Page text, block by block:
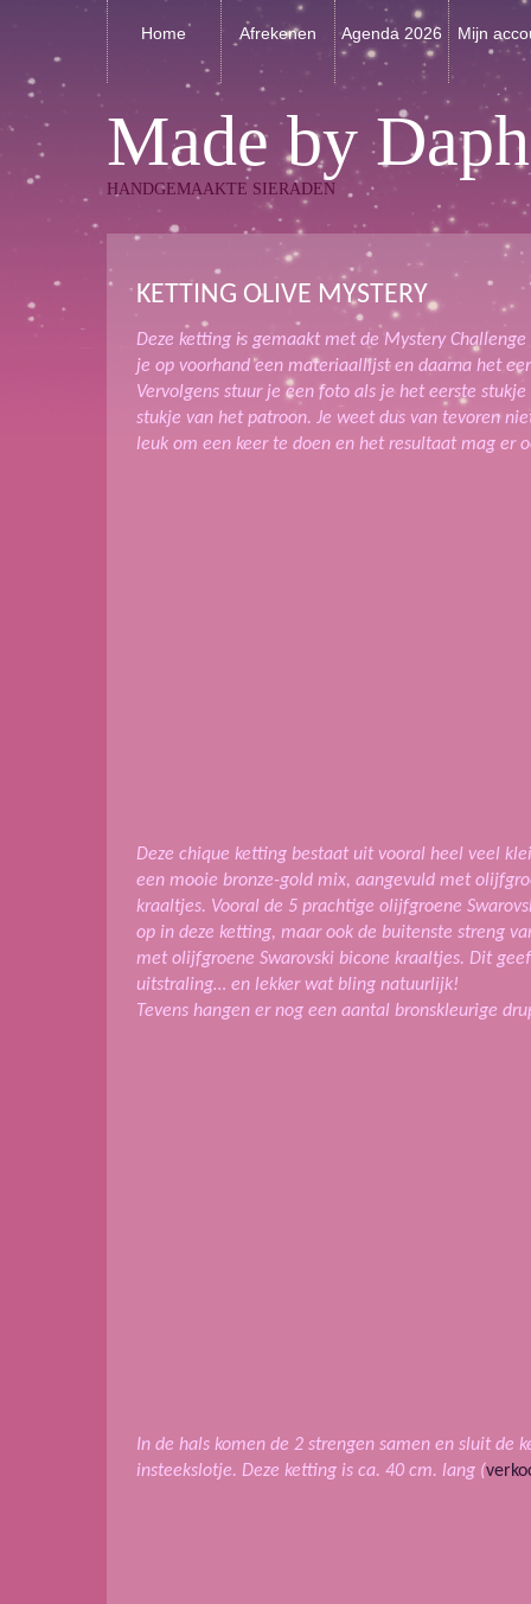
Home Afrekenen Agenda 2026 Mijn
Made by
HANDGEMAAKTE SIERADEN
KETTING OLIVE MYSTERY
Deze ketting is gemaakt met de Mystery
je op voorhand een materiaallijst en daarna het
Vervolgens stuur je een foto als je het eerste
stukje van het patroon. Je weet dus van tevoren
leuk om een keer te doen en het resultaat mag er
Deze chique ketting bestaat uit vooral heel veel
een mooie bronze-gold mix, aangevuld met
kraaltjes. Vooral de 5 prachtige olijfgroene
op in deze ketting, maar ook de buitenste streng
met olijfgroene Swarovski bicone kraaltjes. Dit
uitstraling… en lekker wat bling natuurlijk!
Tevens hangen er nog een aantal bronskleurige
In de hals komen de 2 strengen samen en sluit de
insteekslotje. Deze ketting is ca. 40 cm. lang (